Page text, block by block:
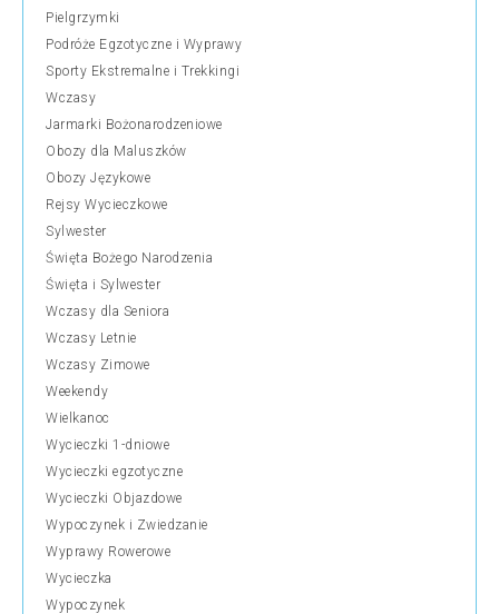
Pielgrzymki
Podróże Egzotyczne i Wyprawy
Sporty Ekstremalne i Trekkingi
Wczasy
Jarmarki Bożonarodzeniowe
Obozy dla Maluszków
Obozy Językowe
Rejsy Wycieczkowe
Sylwester
Święta Bożego Narodzenia
Święta i Sylwester
Wczasy dla Seniora
Wczasy Letnie
Wczasy Zimowe
Weekendy
Wielkanoc
Wycieczki 1-dniowe
Wycieczki egzotyczne
Wycieczki Objazdowe
Wypoczynek i Zwiedzanie
Wyprawy Rowerowe
Wycieczka
Wypoczynek